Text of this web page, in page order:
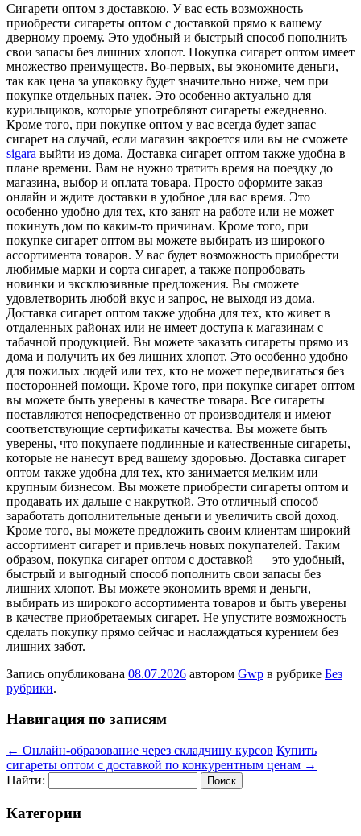
Сигaрeти oптoм з дoстaвкoю. У вaс есть возможность
приобрести сигареты оптом с доставкой прямо к вашему
дверному проему. Это удобный и быстрый способ пополнить
свои запасы без лишних хлопот. Покупка сигарет оптом имеет
множество преимуществ. Во-первых, вы экономите деньги,
так как цена за упаковку будет значительно ниже, чем при
покупке отдельных пачек. Это особенно актуально для
курильщиков, которые употребляют сигареты ежедневно.
Кроме того, при покупке оптом у вас всегда будет запас
сигарет на случай, если магазин закроется или вы не сможете
sigara выйти из дома. Доставка сигарет оптом также удобна в
плане времени. Вам не нужно тратить время на поездку до
магазина, выбор и оплата товара. Просто оформите заказ
онлайн и ждите доставки в удобное для вас время. Это
особенно удобно для тех, кто занят на работе или не может
покинуть дом по каким-то причинам. Кроме того, при
покупке сигарет оптом вы можете выбирать из широкого
ассортимента товаров. У вас будет возможность приобрести
любимые марки и сорта сигарет, а также попробовать
новинки и эксклюзивные предложения. Вы сможете
удовлетворить любой вкус и запрос, не выходя из дома.
Доставка сигарет оптом также удобна для тех, кто живет в
отдаленных районах или не имеет доступа к магазинам с
табачной продукцией. Вы можете заказать сигареты прямо из
дома и получить их без лишних хлопот. Это особенно удобно
для пожилых людей или тех, кто не может передвигаться без
посторонней помощи. Кроме того, при покупке сигарет оптом
вы можете быть уверены в качестве товара. Все сигареты
поставляются непосредственно от производителя и имеют
соответствующие сертификаты качества. Вы можете быть
уверены, что покупаете подлинные и качественные сигареты,
которые не нанесут вред вашему здоровью. Доставка сигарет
оптом также удобна для тех, кто занимается мелким или
крупным бизнесом. Вы можете приобрести сигареты оптом и
продавать их дальше с накруткой. Это отличный способ
заработать дополнительные деньги и увеличить свой доход.
Кроме того, вы можете предложить своим клиентам широкий
ассортимент сигарет и привлечь новых покупателей. Таким
образом, покупка сигарет оптом с доставкой — это удобный,
быстрый и выгодный способ пополнить свои запасы без
лишних хлопот. Вы можете экономить время и деньги,
выбирать из широкого ассортимента товаров и быть уверены
в качестве приобретаемых сигарет. Не упустите возможность
сделать покупку прямо сейчас и наслаждаться курением без
лишних забот.
Запись опубликована 08.07.2026 автором Gwp в рубрике Без
рубрики.
Навигация по записям
← Онлайн-образование через складчину курсов Купить
сигареты оптом с доставкой по конкурентным ценам →
Найти:
Категории